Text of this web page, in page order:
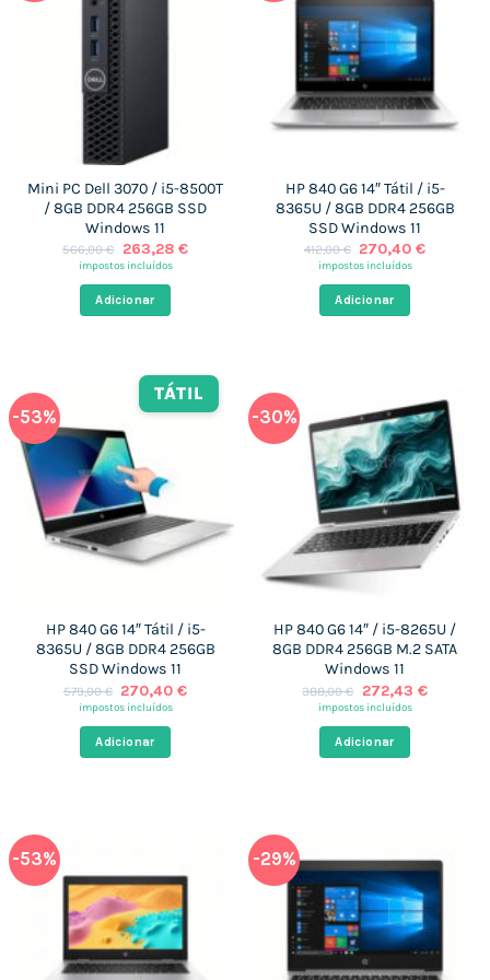
Mini PC Dell 3070 / i5-8500T
/ 8GB DDR4 256GB SSD
Windows 11
566,00€
O
preço
era:
566,00 €.
263,28 €O
impostos incluídos
Adicionar
HP 840 G6 14″ Tátil / i5-
8365U / 8GB DDR4 256GB
SSD Windows 11
412,00€ O
preço
era:
412,00 €.
270,40€O
impostos incluídos
Adicionar
-53%
TÁTIL
HP 840 G6 14″ Tátil / i5-
8365U / 8GB DDR4 256GB
SSD Windows 11
579,00€ O
preço
era:
579,00 €.
270,40€O
impostos incluídos
Adicionar
-30%
HP 840 G6 14″ / i5-8265U /
8GB DDR4 256GB M.2 SATA
Windows 11
388,00€
O
preço
era:
388,00 €.
272,43 €O
impostos incluídos
Adicionar
-53% -29%